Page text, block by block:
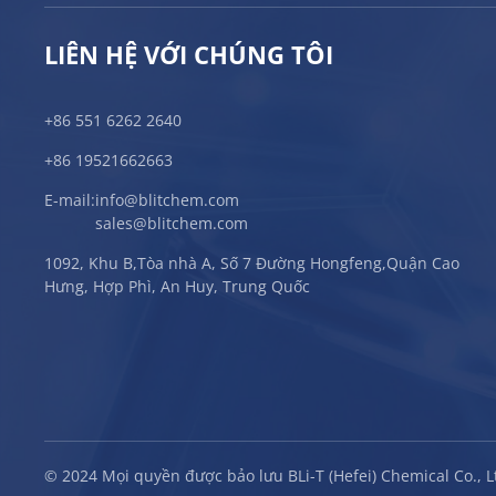
LIÊN HỆ VỚI CHÚNG TÔI
+86 551 6262 2640
+86 19521662663
E-mail:info@blitchem.com
sales@blitchem.com
1092, Khu B,Tòa nhà A, Số 7 Đường Hongfeng,Quận Cao
Hưng, Hợp Phì, An Huy, Trung Quốc
© 2024 Mọi quyền được bảo lưu BLi-T (Hefei) Chemical